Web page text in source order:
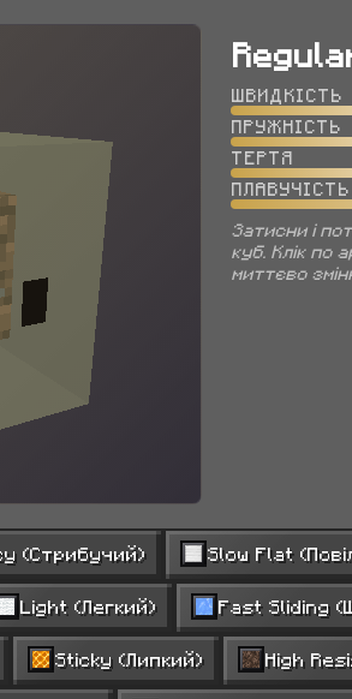
ШВИДКІСТЬ
ПРУЖНІСТЬ
ТЕРТЯ
ПЛАВУЧІСТЬ
Затисни і
куб. Клік по
миттєво
(Стрибучий) Slow Flat
Light (Легкий) Fast Sliding
Sticky (Липкий) High